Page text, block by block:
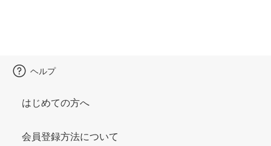
ヘルプ
はじめての方へ
会員登録方法について